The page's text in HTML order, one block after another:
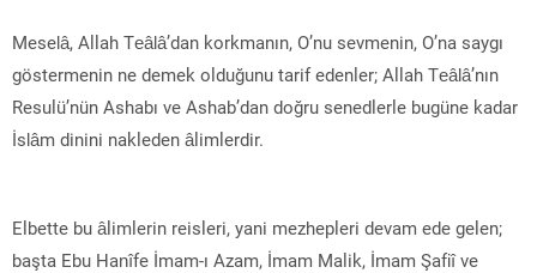
Meselâ, Allah Teâlâ’dan korkmanın, O’nu sevmenin, O’na saygı
göstermenin ne demek olduğunu tarif edenler; Allah Teâlâ’nın
Resulü’nün Ashabı ve Ashab’dan doğru senedlerle bugüne kadar
İslâm dinini nakleden âlimlerdir.
Elbette bu âlimlerin reisleri, yani mezhepleri devam ede gelen;
başta Ebu Hanîfe İmam-ı Azam, İmam Malik, İmam Şafiî ve